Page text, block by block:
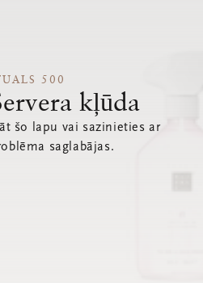
500
kļūda
šo lapu vai sazinieties ar
saglabājas.